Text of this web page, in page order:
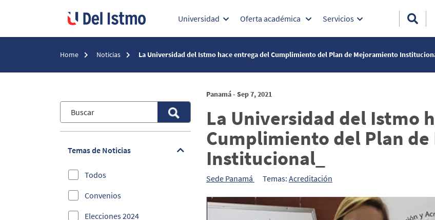
Universidad Oferta académica Servicios
Home Noticias La Universidad del Istmo hace entrega del Cumplimiento del Plan de Mejoramiento
Temas de Noticias
Todos
Convenios
Elecciones 2024
Panamá - Sep 7, 2021
La Universidad del Istmo
Cumplimiento del Plan
Institucional_
Sede Panamá Temas: Acreditación